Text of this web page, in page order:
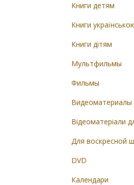
Книги детям
Книги
Книги дітям
Мультфильмы
Фильмы
Видеоматериалы
Відеоматеріали
Для воскресной
DVD
Календари